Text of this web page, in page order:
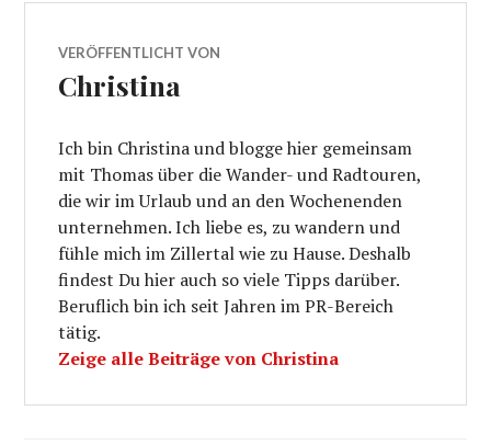
VERÖFFENTLICHT VON
Christina
Ich bin Christina und blogge hier gemeinsam
mit Thomas über die Wander- und Radtouren,
die wir im Urlaub und an den Wochenenden
unternehmen. Ich liebe es, zu wandern und
fühle mich im Zillertal wie zu Hause. Deshalb
findest Du hier auch so viele Tipps darüber.
Beruflich bin ich seit Jahren im PR-Bereich
tätig.
Zeige alle Beiträge von Christina